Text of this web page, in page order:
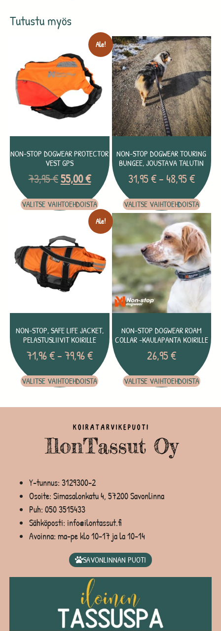
Tutustu myös
Ale!
NON-STOP DOGWEAR PROTECTOR
VEST GPS
73,95€ 55,00€
VALITSE VAIHTOEHDOISTA
NON-STOP DOGWEAR TOURING
BUNGEE, JOUSTAVA TALUTIN
31,95€ –48,95€
VALITSE VAIHTOEHDOISTA
Ale!
NON-STOP, SAFE LIFE JACKET,
PELASTUSLIIVIT KOIRILLE
71,96€ –79,96€
VALITSE VAIHTOEHDOISTA
NON-STOP DOGWEAR ROAM
COLLAR -KAULAPANTA KOIRILLE
26,95€
VALITSE VAIHTOEHDOISTA
Y-tunnus: 3129300-2
Osoite: Simasalonkatu 4, 57200 Savonlinna
Puh: 050 3515433
Sähköposti: info@ilontassut.fi
Avoinna: ma-pe klo 10-17 ja la 10-14
SAVONLINNAN PUOTI